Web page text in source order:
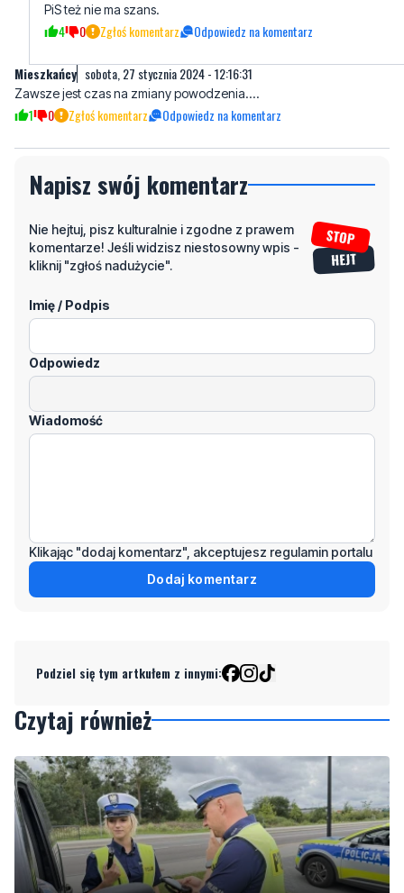
PiS też nie ma szans.
4 0 Zgłoś komentarz Odpowiedz na komentarz
Mieszkańcy sobota, 27 stycznia 2024 - 12:16:31
Zawsze jest czas na zmiany powodzenia....
1 0 Zgłoś komentarz Odpowiedz na komentarz
Napisz swój komentarz
Nie hejtuj, pisz kulturalnie i zgodne z prawem
komentarze! Jeśli widzisz niestosowny wpis -
kliknij "zgłoś nadużycie".
Imię / Podpis
Odpowiedz
Wiadomość
Klikając "dodaj komentarz", akceptujesz regulamin portalu
Dodaj komentarz
Podziel się tym artkułem z innymi:
Czytaj również